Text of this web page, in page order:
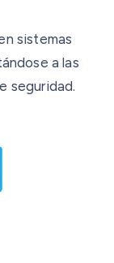
sistemas
a las
seguridad.